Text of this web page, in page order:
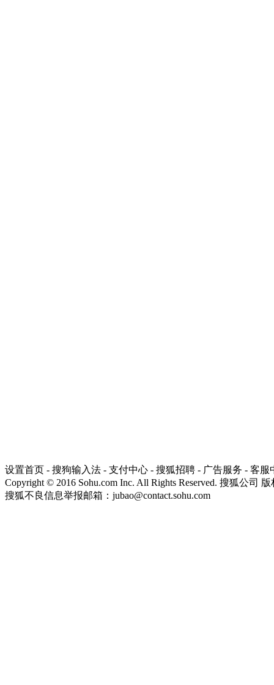
设置首页 - 搜狗输入法 - 支付中心 - 搜狐招聘 - 广告服务 - 客服
Copyright © 2016 Sohu.com Inc. All Rights Reserved. 搜狐公司 版
搜狐不良信息举报邮箱： jubao@contact.sohu.com